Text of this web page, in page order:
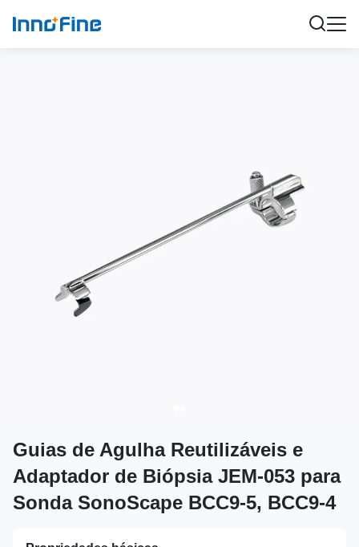
Guias de Agulha Reutilizáveis e
Adaptador de Biópsia JEM-053 para
Sonda SonoScape BCC9-5, BCC9-4